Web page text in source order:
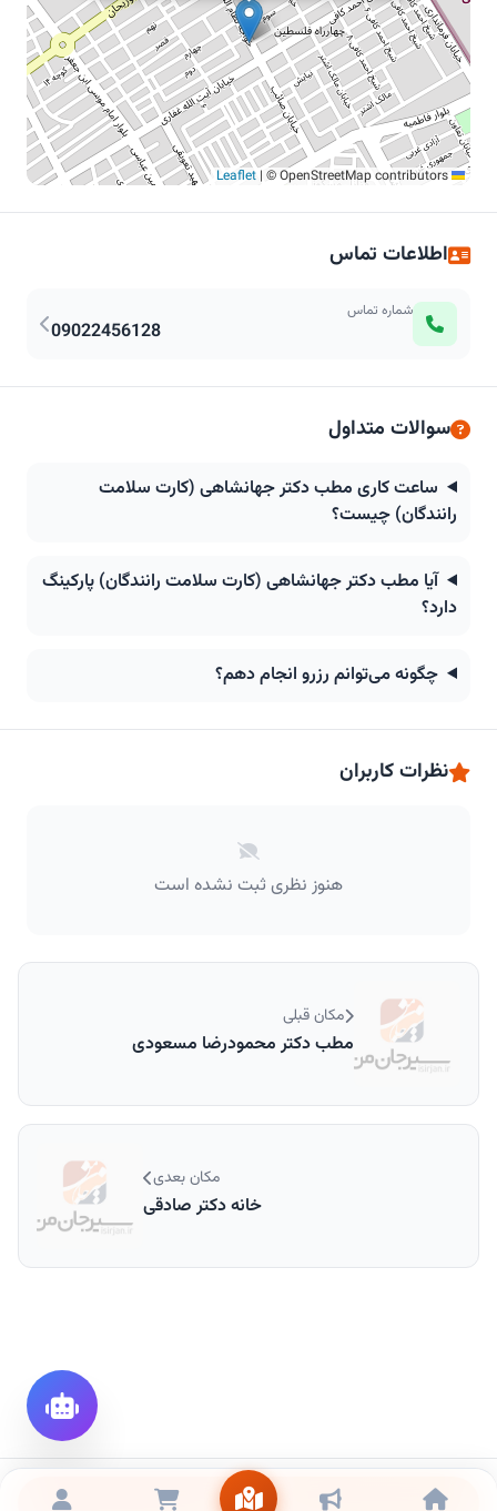
| © OpenStreetMap contributors
اطلاعات تماس
شماره تماس
09022456128
سوالات متداول
ساعت کاری مطب دکتر جهانشاهی (کارت سلامت
رانندگان) چیست؟
آیا مطب دکتر جهانشاهی (کارت سلامت رانندگان) پارکینگ
دارد؟
چگونه می‌توانم رزرو انجام دهم؟
نظرات کاربران
هنوز نظری ثبت نشده است
مکان قبلی
مطب دکتر محمودرضا مسعودی
مکان بعدی
خانه دکتر صادقی
تماس